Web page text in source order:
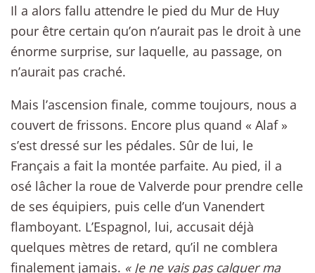
Il a alors fallu attendre le pied du Mur de Huy
pour être certain qu’on n’aurait pas le droit à une
énorme surprise, sur laquelle, au passage, on
n’aurait pas craché.
Mais l’ascension finale, comme toujours, nous a
couvert de frissons. Encore plus quand « Alaf »
s’est dressé sur les pédales. Sûr de lui, le
Français a fait la montée parfaite. Au pied, il a
osé lâcher la roue de Valverde pour prendre celle
de ses équipiers, puis celle d’un Vanendert
flamboyant. L’Espagnol, lui, accusait déjà
quelques mètres de retard, qu’il ne comblera
finalement jamais. « Je ne vais pas calquer ma